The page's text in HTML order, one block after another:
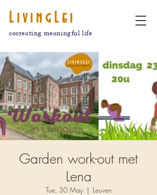
LivingLei
cocreating meaningful life
Garden work-out met
Lena
Tue, 30 May
  |
Leuven